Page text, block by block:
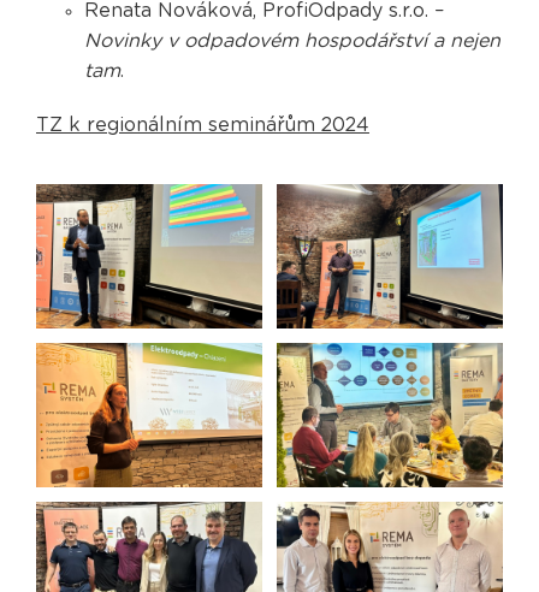
Renata Nováková, ProfiOdpady s.r.o. –
Novinky v odpadovém hospodářství a nejen
tam.
TZ k regionálním seminářům 2024